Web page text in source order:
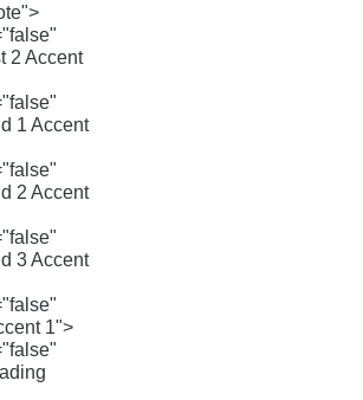
2 Accent
1 Accent
2 Accent
3 Accent
1">